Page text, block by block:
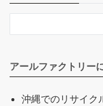
アールファクトリー
沖縄でのリサイク